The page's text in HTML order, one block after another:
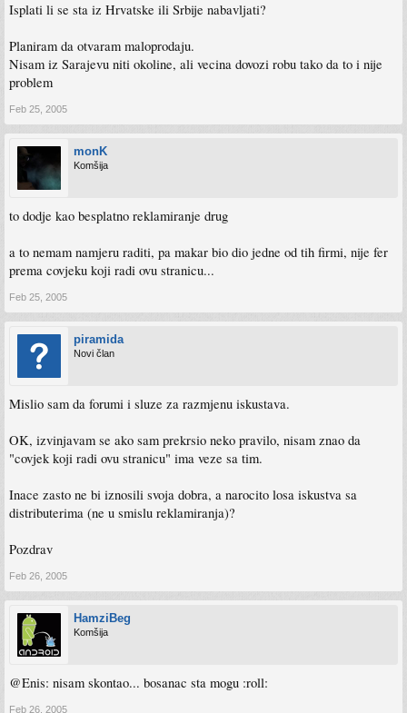
Isplati li se sta iz Hrvatske ili Srbije nabavljati?
Planiram da otvaram maloprodaju.
Nisam iz Sarajevu niti okoline, ali vecina dovozi robu tako da to i nije
problem
Feb 25, 2005
monK
Komšija
to dodje kao besplatno reklamiranje drug
a to nemam namjeru raditi, pa makar bio dio jedne od tih firmi, nije fer
prema covjeku koji radi ovu stranicu...
Feb 25, 2005
piramida
Novi član
Mislio sam da forumi i sluze za razmjenu iskustava.
OK, izvinjavam se ako sam prekrsio neko pravilo, nisam znao da
"covjek koji radi ovu stranicu" ima veze sa tim.
Inace zasto ne bi iznosili svoja dobra, a narocito losa iskustva sa
distributerima (ne u smislu reklamiranja)?
Pozdrav
Feb 26, 2005
HamziBeg
Komšija
@Enis: nisam skontao... bosanac sta mogu :roll:
Feb 26, 2005